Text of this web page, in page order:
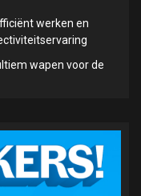
werken en
wapen voor de